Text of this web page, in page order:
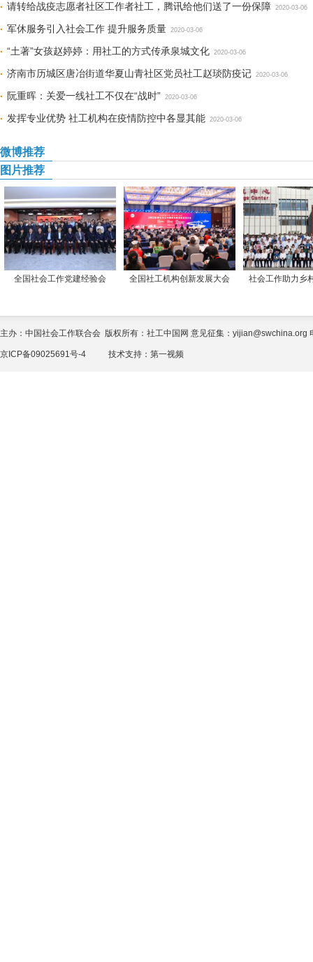
请转给战疫志愿者社区工作者社工，腾讯给他们送了一份保障 2020-03-06
军休服务引入社会工作 提升服务质量 2020-03-06
“土著”女孩赵婷婷：用社工的方式传承泉城文化 2020-03-06
济南市历城区唐冶街道华夏山青社区党员社工赵琰防疫记 2020-03-06
阮重晖：关爱一线社工不仅在“战时” 2020-03-06
发挥专业优势 社工机构在疫情防控中各显其能 2020-03-06
微博推荐
图片推荐
全国社会工作党建经验会 全国社工机构创新发展大会 社会工作助力乡
主办：中国社会工作联合会 版权所有：社工中国网 意见征集：yijian@swchina.org
京ICP备09025691号-4 技术支持： 第一视频